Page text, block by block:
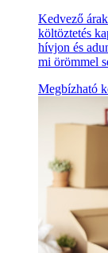
Kedvező
költöztetés
hívjon és
mi örömmel
Megbízható